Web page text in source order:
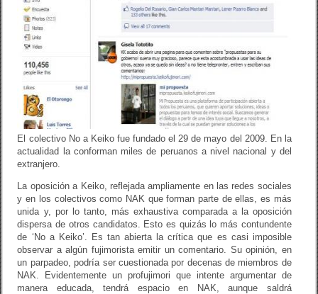
El colectivo No a Keiko fue fundado el 29 de mayo del 2009. En la
actualidad la conforman miles de peruanos a nivel nacional y del
extranjero.
La oposición a Keiko, reflejada ampliamente en las redes sociales
y en los colectivos como NAK que forman parte de ellas, es más
unida y, por lo tanto, más exhaustiva comparada a la oposición
dispersa de otros candidatos. Esto es quizás lo más contundente
de ‘No a Keiko’. Es tan abierta la crítica que es casi imposible
observar a algún fujimorista emitir un comentario. Su opinión, en
un parpadeo, podría ser cuestionada por decenas de miembros de
NAK. Evidentemente un profujimori que intente argumentar de
manera educada, tendrá espacio en NAK, aunque saldrá